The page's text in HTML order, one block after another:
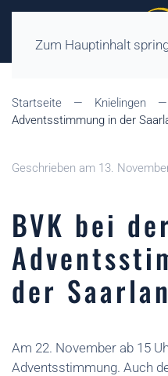
Zum Hauptinhalt
Startseite Knielingen
Adventsstimmung in der
Geschrieben am 13.
BVK bei der
der
Am 22. November ab 15
Adventsstimmung. Auch